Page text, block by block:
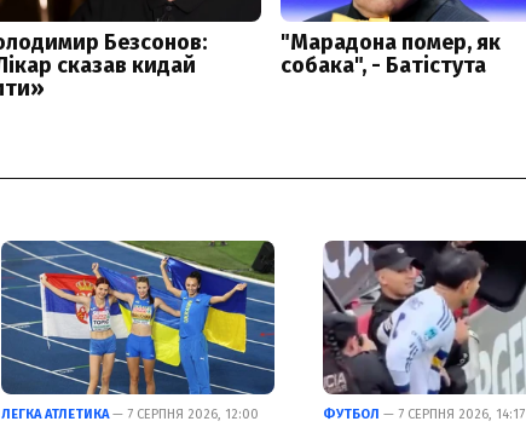
ЛЕГКА АТЛЕТИКА— 7 СЕРПНЯ 2026, 12:00 ФУТБОЛ — 7 СЕРПНЯ 2026, 14:17